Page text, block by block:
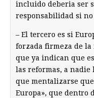
incluido deberia ser
responsabilidad si no
– El tercero es si
forzada firmeza de la
que ya indican que
las reformas, a nadie
que mentalizarse
Europa», que dentro